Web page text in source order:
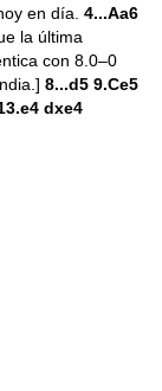
en día. 4...Aa6
la última
con 8.0–0
8...d5 9.Ce5
dxe4